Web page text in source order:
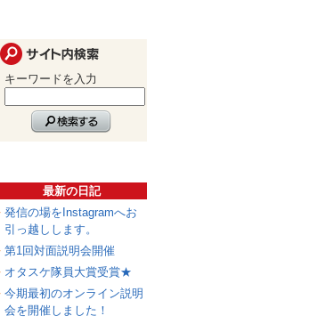
キーワードを入力
最新の日記
発信の場をInstagramへお
引っ越しします。
第1回対面説明会開催
オタスケ隊員大賞受賞★
今期最初のオンライン説明
会を開催しました！